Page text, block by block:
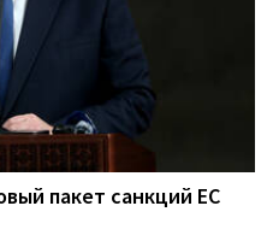
пакет санкций ЕС